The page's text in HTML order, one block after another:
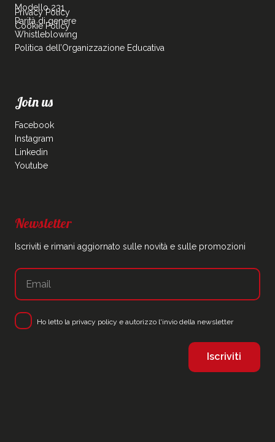
Modello 231
Parità di genere
Whistleblowing
Politica dell’Organizzazione Educativa
Privacy Policy
Cookie Policy
Join us
Facebook
Instagram
Linkedin
Youtube
Newsletter
Iscriviti e rimani aggiornato sulle novità e sulle promozioni
Ho letto la privacy policy e autorizzo l'invio della newsletter